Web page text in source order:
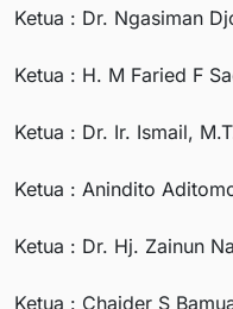
Ketua : Dr. Ngasiman
Ketua : H. M Faried F
Ketua : Dr. Ir. Ismail,
Ketua : Anindito
Ketua : Dr. Hj. Zainun
Ketua : Chaider S